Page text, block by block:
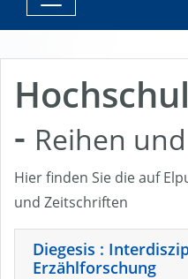
- Reihen
Hier finden Sie die auf
und Zeitschriften
Diegesis :
Erzählforschung